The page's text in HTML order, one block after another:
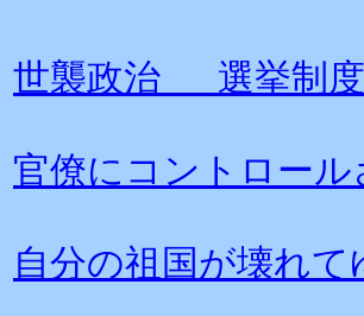
世襲政治 選挙制度
官僚にコントロー
自分の祖国が壊れ